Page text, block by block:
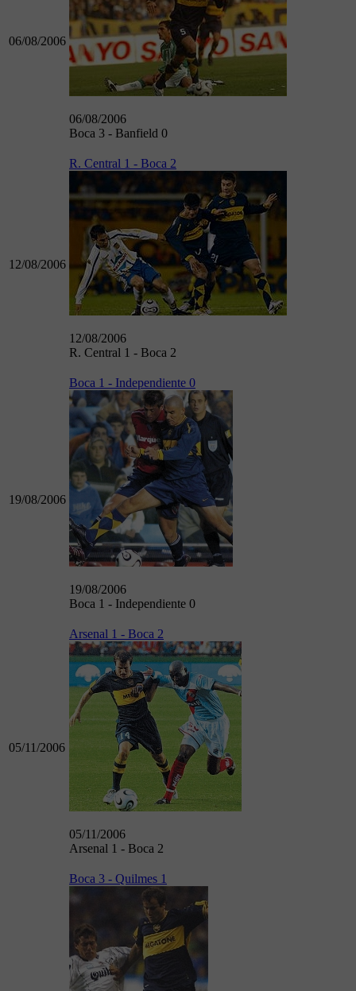
06/08/2006
06/08/2006
Boca 3 - Banfield 0
12/08/2006
R. Central 1 - Boca 2
12/08/2006
R. Central 1 - Boca 2
19/08/2006
Boca 1 - Independiente 0
19/08/2006
Boca 1 - Independiente 0
05/11/2006
Arsenal 1 - Boca 2
05/11/2006
Arsenal 1 - Boca 2
Boca 3 - Quilmes 1